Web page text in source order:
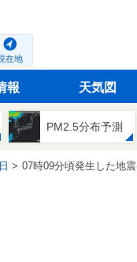
在地
報 天気図
PM2.5分布予測
07時09分頃発生した地